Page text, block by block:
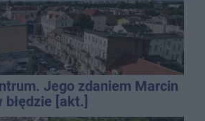
Jego zdaniem Marcin
[akt.]